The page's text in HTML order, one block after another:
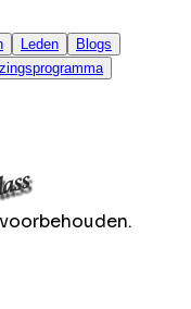
Leden Blogs